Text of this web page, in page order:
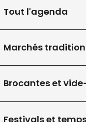
Tout l'agenda
Marchés
Brocantes et
Festivals et
!